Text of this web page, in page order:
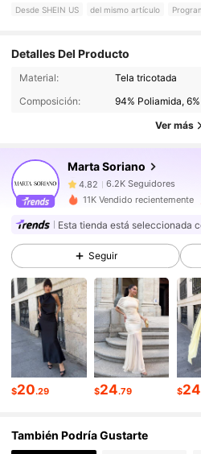
Desde SHEIN US del mismo artículo
Detalles Del Producto
Material:
Tela tricotada
Composición:
94% Poliamida,
Ver más
Marta Soriano
6.2K Seguidores
6.2K Seguidores
4.82 6.2K Seguidores
4.82 6.2K Seguidores
4.82 6.2K Seguidores
4.82 6.2K Seguidores
11K Vendido recientemente
Esta tienda está seleccionada
Seguir
$20.29 $24.79 $24
También Podría Gustarte